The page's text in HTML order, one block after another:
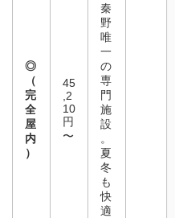
◎
（
完
全
屋
内
）
45
,2
10
円
〜
秦
野
唯
一
の
専
門
施
設
。
夏
冬
も
快
適